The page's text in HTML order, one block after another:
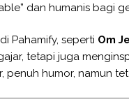
dan humanis bagi
Pahamify, seperti Om
tetapi juga
penuh humor, namun